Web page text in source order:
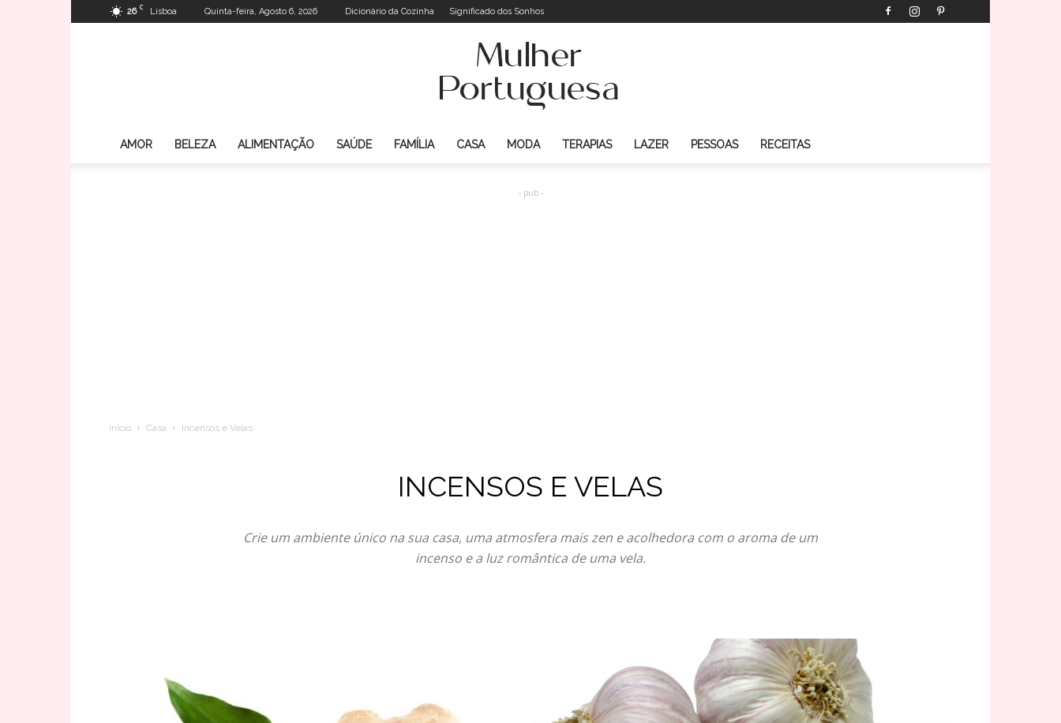
26 C Lisboa Quinta-feira, Agosto 6, 2026 Dicionário da Cozinha Significado dos Sonhos
AMOR BELEZA ALIMENTAÇÃO SAÚDE FAMÍLIA CASA MODA TERAPIAS LAZER PESSOAS RECEITAS
- pub -
Inicio Casa Incensos e Velas
INCENSOS E VELAS
Crie um ambiente único na sua casa, uma atmosfera mais zen e acolhedora com o aroma de um
incenso e a luz romântica de uma vela.